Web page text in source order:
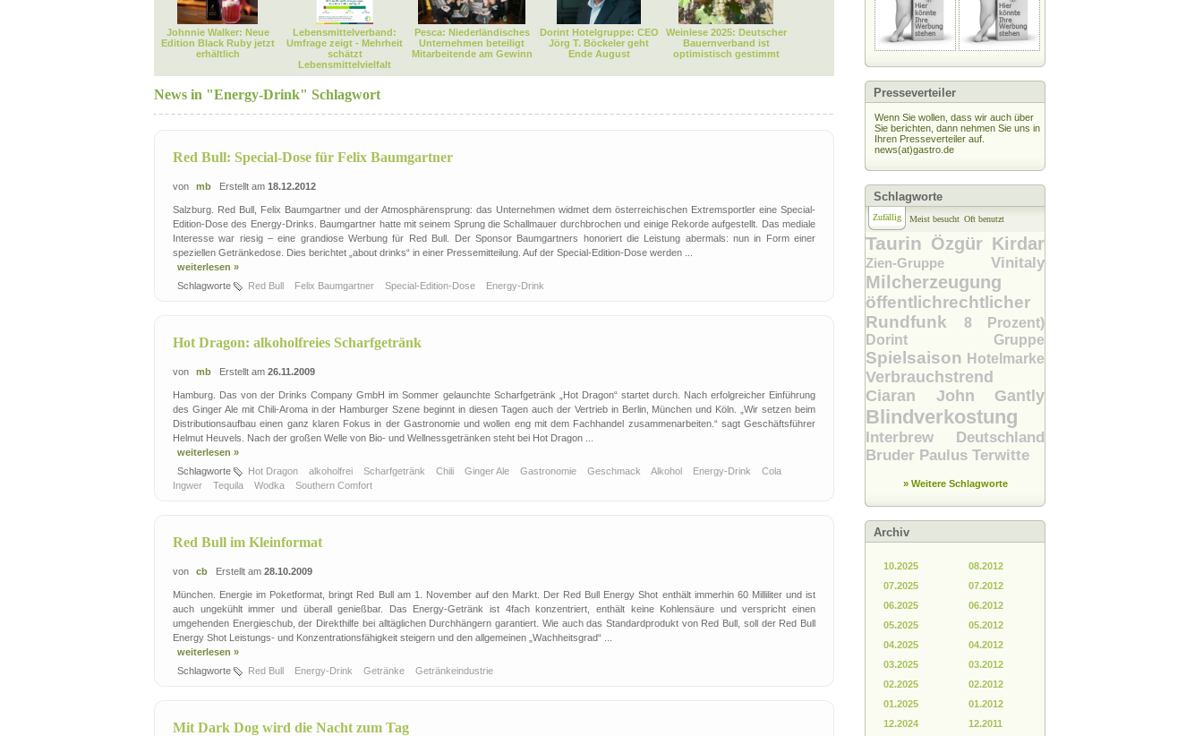
Johnnie Walker: Neue
Edition Black Ruby jetzt
erhältlich
Lebensmittelverband:
Umfrage zeigt - Mehrheit
schätzt
Lebensmittelvielfalt
Pesca: Niederländisches
Unternehmen beteiligt
Mitarbeitende am Gewinn
Dorint Hotelgruppe: CEO
Jörg T. Böckeler geht
Ende August
Weinlese 2025: Deutscher
Bauernverband ist
optimistisch gestimmt
News in "Energy-Drink" Schlagwort
Red Bull: Special-Dose für Felix Baumgartner
von mb Erstellt am 18.12.2012
Salzburg. Red Bull, Felix Baumgartner und der Atmosphärensprung: das Unternehmen widmet dem österreichischen Extremsportler eine Special-
Edition-Dose des Energy-Drinks. Baumgartner hatte mit seinem Sprung die Schallmauer durchbrochen und einige Rekorde aufgestellt. Das mediale
Interesse war riesig – eine grandiose Werbung für Red Bull. Der Sponsor Baumgartners honoriert die Leistung abermals: nun in Form einer
speziellen Getränkedose. Dies berichtet „about drinks“ in einer Pressemitteilung. Auf der Special-Edition-Dose werden ...
weiterlesen »
Schlagworte
Red Bull Felix Baumgartner Special-Edition-Dose Energy-Drink
Hot Dragon: alkoholfreies Scharfgetränk
von mb Erstellt am 26.11.2009
Hamburg. Das von der Drinks Company GmbH im Sommer gelaunchte Scharfgetränk „Hot Dragon“ startet durch. Nach erfolgreicher Einführung
des Ginger Ale mit Chili-Aroma in der Hamburger Szene beginnt in diesen Tagen auch der Vertrieb in Berlin, München und Köln. „Wir setzen beim
Distributionsaufbau einen ganz klaren Fokus in der Gastronomie und wollen eng mit dem Fachhandel zusammenarbeiten.“ sagt Geschäftsführer
Helmut Heuvels. Nach der großen Welle von Bio- und Wellnessgetränken steht bei Hot Dragon ...
weiterlesen »
Schlagworte
Hot Dragon alkoholfrei Scharfgetränk Chili Ginger Ale Gastronomie Geschmack Alkohol Energy-Drink
Cola
Ingwer
Tequila Wodka Southern Comfort
Red Bull im Kleinformat
von cb Erstellt am 28.10.2009
München. Energie im Poketformat, bringt Red Bull am 1. November auf den Markt. Der Red Bull Energy Shot enthält immerhin 60 Milliliter und ist
auch ungekühlt immer und überall genießbar. Das Energy-Getränk ist 4fach konzentriert, enthält keine Kohlensäure und verspricht einen
umgehenden Energieschub, der Direkthilfe bei alltäglichen Durchhängern garantiert. Wie auch das Standardprodukt von Red Bull, soll der Red Bull
Energy Shot Leistungs- und Konzentrationsfähigkeit steigern und den allgemeinen „Wachheitsgrad“ ...
weiterlesen »
Schlagworte
Red Bull Energy-Drink Getränke Getränkeindustrie
Mit Dark Dog wird die Nacht zum Tag
Presseverteiler
Wenn Sie wollen, dass wir auch über
Sie berichten, dann nehmen Sie uns in
Ihren Presseverteiler auf.
news(at)gastro.de
Schlagworte
Zufällig Meist besucht Oft benutzt
Taurin Özgür Kirdar
Zien-Gruppe Vinitaly
Milcherzeugung
öffentlichrechtlicher
Rundfunk
8 Prozent)
Dorint Gruppe
Spielsaison Hotelmarke
Verbrauchstrend
Ciaran John Gantly
Blindverkostung
Interbrew Deutschland
Bruder Paulus Terwitte
» Weitere Schlagworte
Archiv
10.2025
07.2025
06.2025
05.2025
04.2025
03.2025
02.2025
01.2025
12.2024
08.2012
07.2012
06.2012
05.2012
04.2012
03.2012
02.2012
01.2012
12.2011